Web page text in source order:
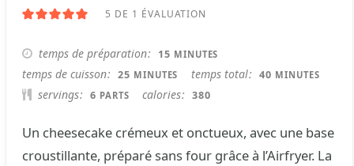
5 DE 1 ÉVALUATION
temps de préparation 15 MINUTES
MINUTES
temps de cuisson 25 MINUTES
MINUTES temps total 40 MINUTES
MINUTES
servings 6 PARTS calories 380
Un cheesecake crémeux et onctueux, avec une base
croustillante, préparé sans four grâce à l’Airfryer. La